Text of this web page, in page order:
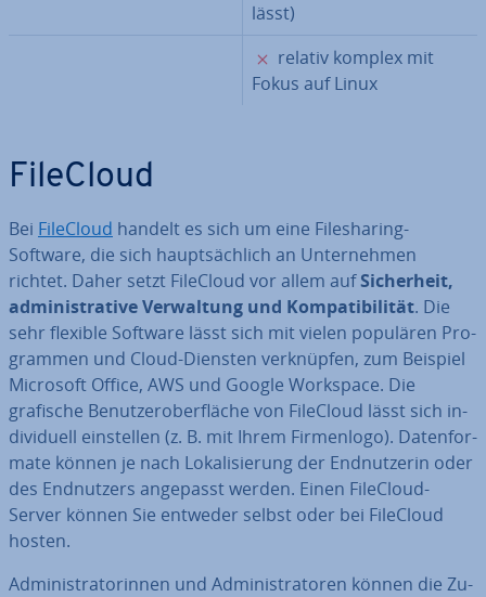
lässt)
✗
relativ komplex mit
Fokus auf Linux
FileCloud
Bei FileCloud handelt es sich um eine File­sha­ring-
Software, die sich haupt­säch­lich an Un­ter­neh­men
richtet. Daher setzt FileCloud vor allem aufSi­cher­heit,
ad­mi­nis­tra­ti­ve Ver­wal­tung und Kom­pa­ti­bi­li­tät. Die
sehr flexible Software lässt sich mit vielen populären Pro­
gram­men und Cloud-Diensten ver­knüp­fen, zum Beispiel
Microsoft Office, AWS und Google Workspace. Die
grafische Be­nut­zer­ober­flä­che von FileCloud lässt sich in­
di­vi­du­ell ein­stel­len (z. B. mit Ihrem Fir­men­lo­go). Da­ten­for­
ma­te können je nach Lo­ka­li­sie­rung der End­nut­ze­rin oder
des End­nut­zers angepasst werden. Einen FileCloud-
Server können Sie entweder selbst oder bei FileCloud
hosten.
Ad­mi­nis­tra­to­rin­nen und Ad­mi­nis­tra­to­ren können die Zu­